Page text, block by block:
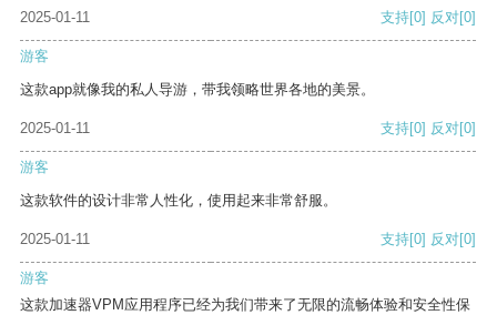
2025-01-11
支持[0] 反对[0]
游客
这款app就像我的私人导游，带我领略世界各地的美景。
2025-01-11 支持[0] 反对[0]
游客
这款软件的设计非常人性化，使用起来非常舒服。
2025-01-11 支持[0] 反对[0]
游客
这款加速器VPM应用程序已经为我们带来了无限的流畅体验和安全性保